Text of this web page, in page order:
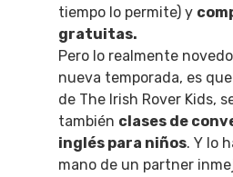
tiempo lo permite) y
gratuitas.
Pero lo realmente
nueva temporada, es
de The Irish Rover Kids,
también clases de
inglés para niños. Y lo
mano de un partner